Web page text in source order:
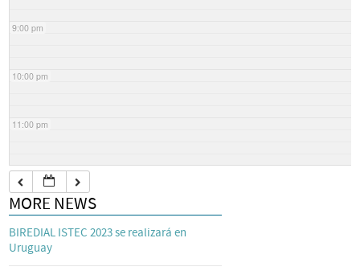
9:00 pm
10:00 pm
11:00 pm
MORE NEWS
BIREDIAL ISTEC 2023 se realizará en
Uruguay